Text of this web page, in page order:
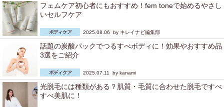
フェムケア初心者にもおすすめ！fem toneで始めるやさし
いセルフケア
2025.08.06 by キレイナビ編集部
話題の炭酸パックでつるすべボディに！効果やおすすめ品
3選をご紹介
2025.07.11 by kanami
光脱毛には種類がある？肌質・毛質に合わせた脱毛ですべ
すべ美肌に！